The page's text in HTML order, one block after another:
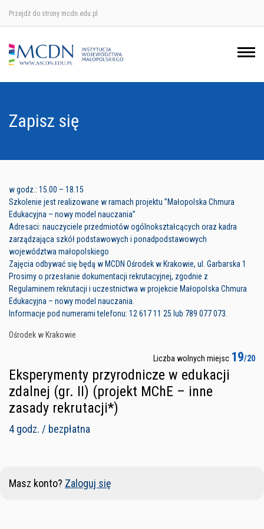
Przejdź do strony mcdn.edu.pl
Zapisz się
w godz.: 15.00 – 18.15
Szkolenie jest realizowane w ramach projektu ”Małopolska Chmura
Edukacyjna – nowy model nauczania”
Adresaci: nauczyciele przedmiotów ogólnokształcących oraz kadra
zarządzająca szkół podstawowych i ponadpodstawowych
województwa małopolskiego
Zajęcia odbywać się będą w MCDN Ośrodek w Krakowie, ul. Garbarska 1
Prosimy o przesłanie dokumentacji rekrutacyjnej, zgodnie z
Regulaminem rekrutacji i uczestnictwa w projekcie Małopolska Chmura
Edukacyjna – nowy model nauczania.
Informacje pod numerami telefonu: 12 617 11 25 lub 789 077 073.
Ośrodek w Krakowie
Liczba wolnych miejsc 19/20
Eksperymenty przyrodnicze w edukacji
zdalnej (gr. II) (projekt MChE – inne
zasady rekrutacji*)
4 godz. / bezpłatna
Masz konto? Zaloguj się
Ośrodek w Krakowie
Ośrodek w Nowym Sączu
Ośrodek w Tarnowie